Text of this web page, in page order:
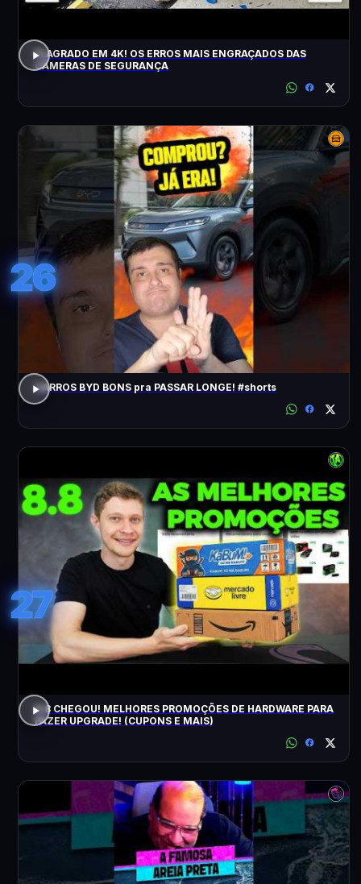
FLAGRADO EM 4K! OS ERROS MAIS ENGRAÇADOS DAS
CÂMERAS DE SEGURANÇA
26
CARROS BYD BONS pra PASSAR LONGE! #shorts
27
8.8 CHEGOU! MELHORES PROMOÇÕES DE HARDWARE PARA
FAZER UPGRADE! (CUPONS E MAIS)